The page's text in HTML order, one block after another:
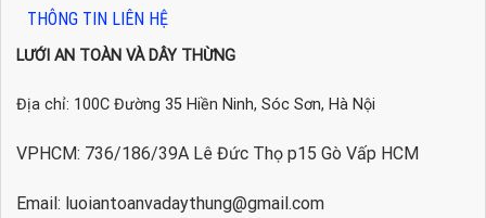
THÔNG TIN LIÊN HỆ
LƯỚI AN TOÀN VÀ DÂY THỪNG
Địa chỉ: 100C Đường 35 Hiền Ninh, Sóc Sơn, Hà Nội
VPHCM: 736/186/39A Lê Đức Thọ p15 Gò Vấp HCM
Email: luoiantoanvadaythung@gmail.com